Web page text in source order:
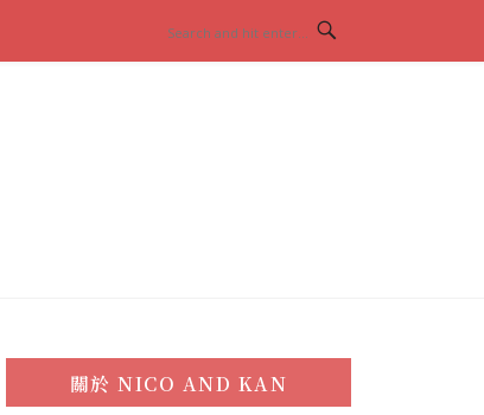
關於NICO AND KAN